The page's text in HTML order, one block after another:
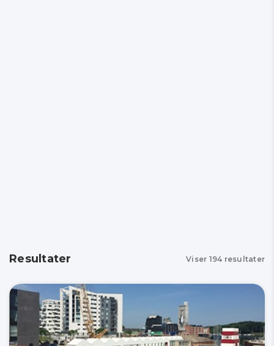
Resultater Viser 194 resultater